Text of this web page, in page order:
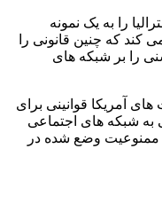
را به یک نمونه
کند که چنین قانونی را
را بر شبکه های
آمریکا قوانینی برای
به شبکه های اجتماعی
ممنوعیت وضع شده در